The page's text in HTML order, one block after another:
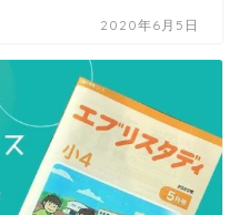
2020年6月5日